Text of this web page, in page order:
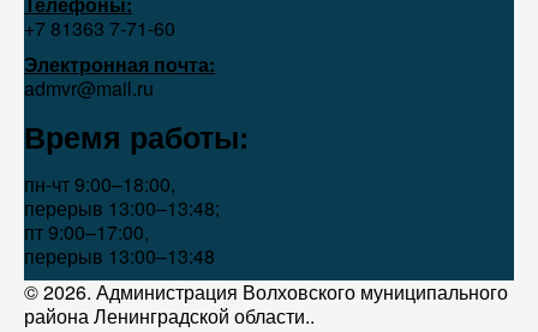
+7 81363 7‑71-60
Электронная почта:
admvr@mail.ru
Время работы:
пн-чт 9:00–18:00,
перерыв 13:00–13:48;
пт 9:00–17:00,
перерыв 13:00–13:48
© 2026. Администрация Волховского муниципального
района Ленинградской области..